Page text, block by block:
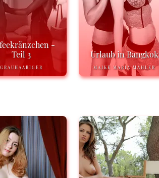
-
Teil 3
GRAUHAARIGER
Urlaub in Bangkok
MAIKE MARIA MAHLER